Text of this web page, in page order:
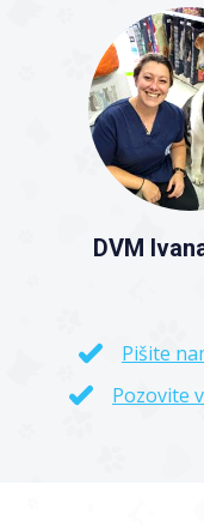
DVM
Pišite
Pozovite